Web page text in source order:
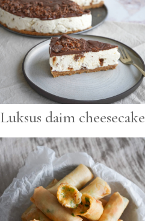
Luksus daim cheesecake